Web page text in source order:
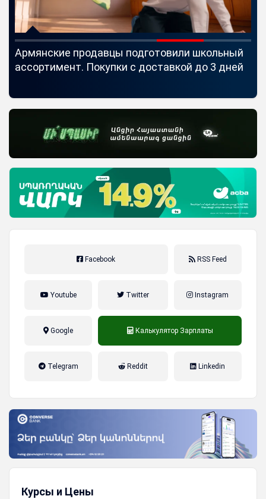
Армянские продавцы подготовили школьный
ассортимент. Покупки с доставкой до 3 дней
Facebook RSS Feed
Youtube Twitter Instagram
Google Калькулятор Зарплаты
Telegram Reddit Linkedin
Курсы и Цены